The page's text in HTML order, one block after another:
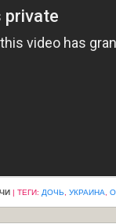
| ТЕГИ: ДОЧЬ УКРАИНА